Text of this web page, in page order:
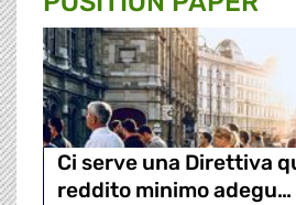
Ci serve una Direttiva
reddito minimo adegu…